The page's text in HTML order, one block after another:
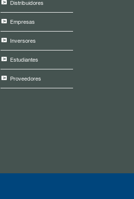
Distribuidores
Empresas
Inversores
Estudiantes
Proveedores